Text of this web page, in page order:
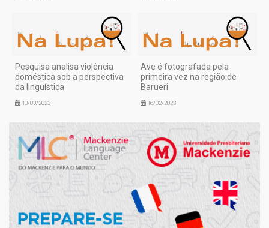
Pesquisa analisa violência
doméstica sob a perspectiva
da linguística
10/03/2023
Ave é fotografada pela
primeira vez na região de
Barueri
16/02/2023